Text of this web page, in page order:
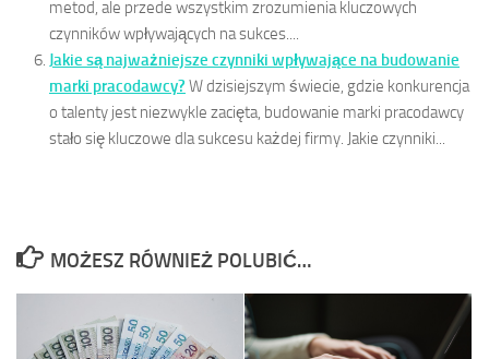
metod, ale przede wszystkim zrozumienia kluczowych
czynników wpływających na sukces....
Jakie są najważniejsze czynniki wpływające na budowanie
marki pracodawcy? W dzisiejszym świecie, gdzie konkurencja
o talenty jest niezwykle zacięta, budowanie marki pracodawcy
stało się kluczowe dla sukcesu każdej firmy. Jakie czynniki...
MOŻESZ RÓWNIEŻ POLUBIĆ…